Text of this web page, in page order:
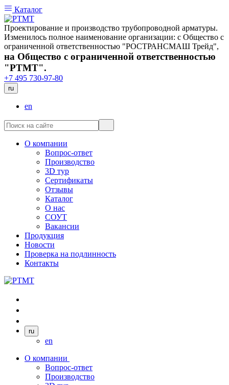
Каталог
Проектирование и производство трубопроводной арматуры.
Изменилось полное наименование организации: с Общество с
ограниченной ответственностью "РОСТРАНСМАШ Трейд",
на Общество с ограниченной ответственностью
"РТМТ".
+7 495 730-97-80
ru
en
О компании
Вопрос-ответ
Производство
3D тур
Сертификаты
Отзывы
Каталог
О нас
СОУТ
Вакансии
Продукция
Новости
Проверка на подлинность
Контакты
ru
en
О компании
Вопрос-ответ
Производство